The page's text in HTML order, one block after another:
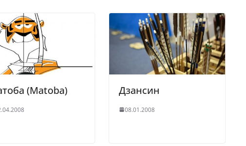
(Matoba) Дзансин
08.01.2008